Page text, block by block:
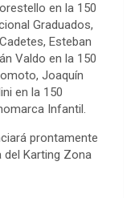
en la 150
Graduados,
Esteban
Valdo en la 150
Joaquín
en la 150
Infantil.
prontamente
del Karting Zona